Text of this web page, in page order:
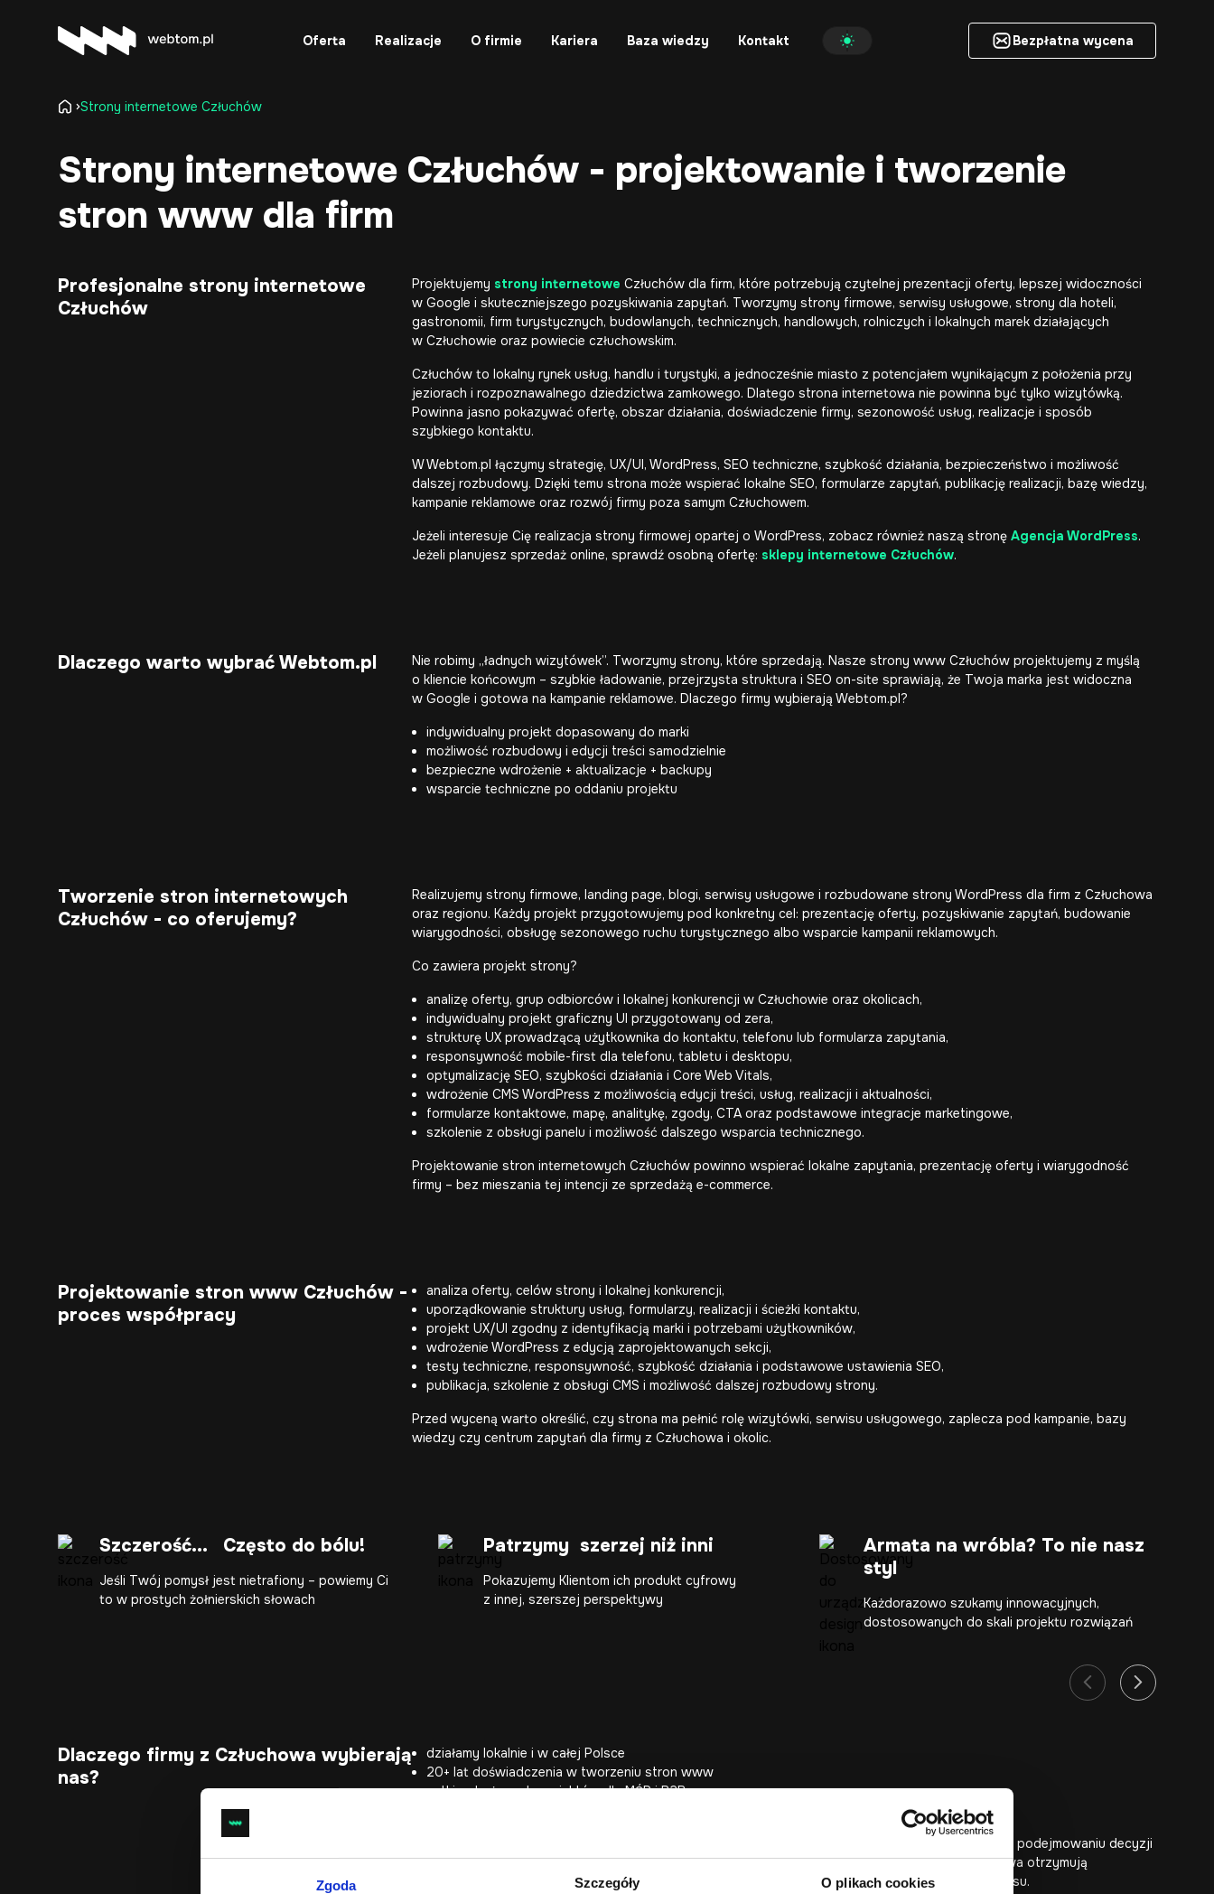
Zgoda Szczegóły O plikach cookies
Oferta Realizacje O firmie Kariera Baza wiedzy Kontakt Bezpłatna wycena
Strony internetowe Człuchów
Strony internetowe Człuchów - projektowanie i tworzenie
stron www dla firm
Profesjonalne strony internetowe
Człuchów
Projektujemy strony internetowe Człuchów dla firm, które potrzebują czytelnej prezentacji oferty, lepszej widoczności
w Google i skuteczniejszego pozyskiwania zapytań. Tworzymy strony firmowe, serwisy usługowe, strony dla hoteli,
gastronomii, firm turystycznych, budowlanych, technicznych, handlowych, rolniczych i lokalnych marek działających
w Człuchowie oraz powiecie człuchowskim.
Człuchów to lokalny rynek usług, handlu i turystyki, a jednocześnie miasto z potencjałem wynikającym z położenia przy
jeziorach i rozpoznawalnego dziedzictwa zamkowego. Dlatego strona internetowa nie powinna być tylko wizytówką.
Powinna jasno pokazywać ofertę, obszar działania, doświadczenie firmy, sezonowość usług, realizacje i sposób
szybkiego kontaktu.
W Webtom.pl łączymy strategię, UX/UI, WordPress, SEO techniczne, szybkość działania, bezpieczeństwo i możliwość
dalszej rozbudowy. Dzięki temu strona może wspierać lokalne SEO, formularze zapytań, publikację realizacji, bazę wiedzy,
kampanie reklamowe oraz rozwój firmy poza samym Człuchowem.
Jeżeli interesuje Cię realizacja strony firmowej opartej o WordPress, zobacz również naszą stronę Agencja WordPress.
Jeżeli planujesz sprzedaż online, sprawdź osobną ofertę: sklepy internetowe Człuchów.
Dlaczego warto wybrać Webtom.pl
Nie robimy „ładnych wizytówek”. Tworzymy strony, które sprzedają. Nasze strony www Człuchów projektujemy z myślą
o kliencie końcowym – szybkie ładowanie, przejrzysta struktura i SEO on-site sprawiają, że Twoja marka jest widoczna
w Google i gotowa na kampanie reklamowe. Dlaczego firmy wybierają Webtom.pl?
indywidualny projekt dopasowany do marki
możliwość rozbudowy i edycji treści samodzielnie
bezpieczne wdrożenie + aktualizacje + backupy
wsparcie techniczne po oddaniu projektu
Tworzenie stron internetowych
Człuchów - co oferujemy?
Realizujemy strony firmowe, landing page, blogi, serwisy usługowe i rozbudowane strony WordPress dla firm z Człuchowa
oraz regionu. Każdy projekt przygotowujemy pod konkretny cel: prezentację oferty, pozyskiwanie zapytań, budowanie
wiarygodności, obsługę sezonowego ruchu turystycznego albo wsparcie kampanii reklamowych.
Co zawiera projekt strony?
analizę oferty, grup odbiorców i lokalnej konkurencji w Człuchowie oraz okolicach,
indywidualny projekt graficzny UI przygotowany od zera,
strukturę UX prowadzącą użytkownika do kontaktu, telefonu lub formularza zapytania,
responsywność mobile-first dla telefonu, tabletu i desktopu,
optymalizację SEO, szybkości działania i Core Web Vitals,
wdrożenie CMS WordPress z możliwością edycji treści, usług, realizacji i aktualności,
formularze kontaktowe, mapę, analitykę, zgody, CTA oraz podstawowe integracje marketingowe,
szkolenie z obsługi panelu i możliwość dalszego wsparcia technicznego.
Projektowanie stron internetowych Człuchów powinno wspierać lokalne zapytania, prezentację oferty i wiarygodność
firmy – bez mieszania tej intencji ze sprzedażą e-commerce.
Projektowanie stron www Człuchów -
proces współpracy
analiza oferty, celów strony i lokalnej konkurencji,
uporządkowanie struktury usług, formularzy, realizacji i ścieżki kontaktu,
projekt UX/UI zgodny z identyfikacją marki i potrzebami użytkowników,
wdrożenie WordPress z edycją zaprojektowanych sekcji,
testy techniczne, responsywność, szybkość działania i podstawowe ustawienia SEO,
publikacja, szkolenie z obsługi CMS i możliwość dalszej rozbudowy strony.
Przed wyceną warto określić, czy strona ma pełnić rolę wizytówki, serwisu usługowego, zaplecza pod kampanie, bazy
wiedzy czy centrum zapytań dla firmy z Człuchowa i okolic.
Szczerość... Często do bólu!
Jeśli Twój pomysł jest nietrafiony – powiemy Ci
to w prostych żołnierskich słowach
Patrzymy szerzej niż inni
Pokazujemy Klientom ich produkt cyfrowy
z innej, szerszej perspektywy
Armata na wróbla? To nie nasz
styl
Każdorazowo szukamy innowacyjnych,
dostosowanych do skali projektu rozwiązań
Dlaczego firmy z Człuchowa wybierają
nas?
działamy lokalnie i w całej Polsce
20+ lat doświadczenia w tworzeniu stron www
setki wdrożonych projektów dla MŚP i B2B
Współpraca z Webtom.pl oznacza nie tylko wykonanie strony internetowej, ale również wsparcie w podejmowaniu decyzji
dotyczących struktury, technologii, treści i dalszego rozwoju serwisu. Dzięki temu firmy z Człuchowa otrzymują
rozwiązanie przygotowane nie tylko na moment publikacji, ale także na kolejne etapy rozwoju biznesu.